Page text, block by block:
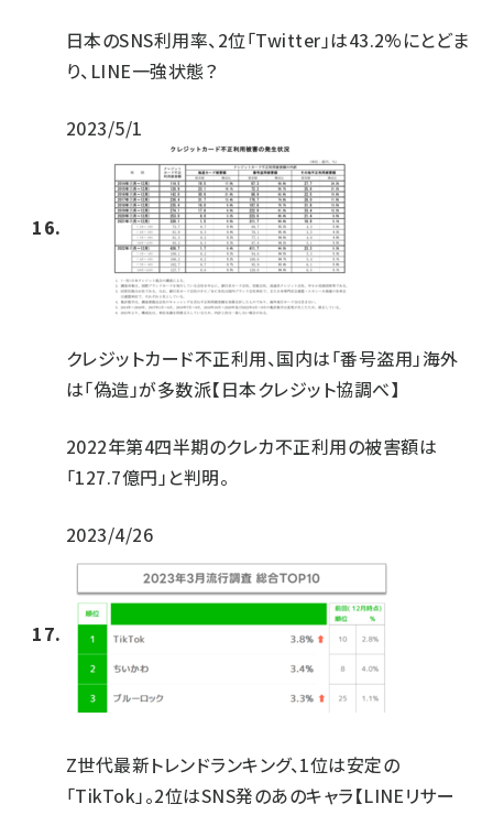
日本のSNS利用率、2位「Twitter」は43.2%にとどま
り、LINE一強状態？
2023/5/1
クレジットカード不正利用、国内は「番号盗用」海外
は「偽造」が多数派【日本クレジット協調べ】
2022年第4四半期のクレカ不正利用の被害額は
「127.7億円」と判明。
2023/4/26
Z世代最新トレンドランキング、1位は安定の
「TikTok」。2位はSNS発のあのキャラ【LINEリサー